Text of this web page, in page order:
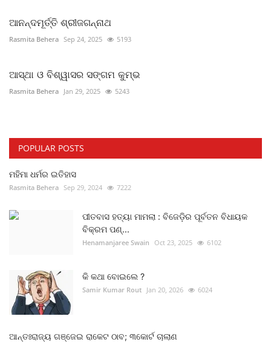
ଆନନ୍ଦମୂର୍ତ୍ତି ଶ୍ରୀଜଗନ୍ନାଥ
Rasmita Behera Sep 24, 2025 5193
ଆସ୍ଥା ଓ ବିଶ୍ୱାସର ସଙ୍ଗମ କୁମ୍ଭ
Rasmita Behera Jan 29, 2025 5243
POPULAR POSTS
ମହିମା ଧର୍ମର ଇତିହାସ
Rasmita Behera Sep 29, 2024 7222
ପୀତବାସ ହତ୍ୟା ମାମଲା : ବିଜେଡ଼ିର ପୂର୍ବତନ ବିଧାୟକ
ବିକ୍ରମ ପଣ୍...
Henamanjaree Swain Oct 23, 2025 6102
କି କଥା ବୋଇଲେ ?
Samir Kumar Rout Jan 20, 2026 6024
ଆନ୍ତଃରାଜ୍ୟ ଗଞ୍ଜେଇ ରାକେଟ ଠାବ; ୩କୋର୍ଟ ଚାଲାଣ